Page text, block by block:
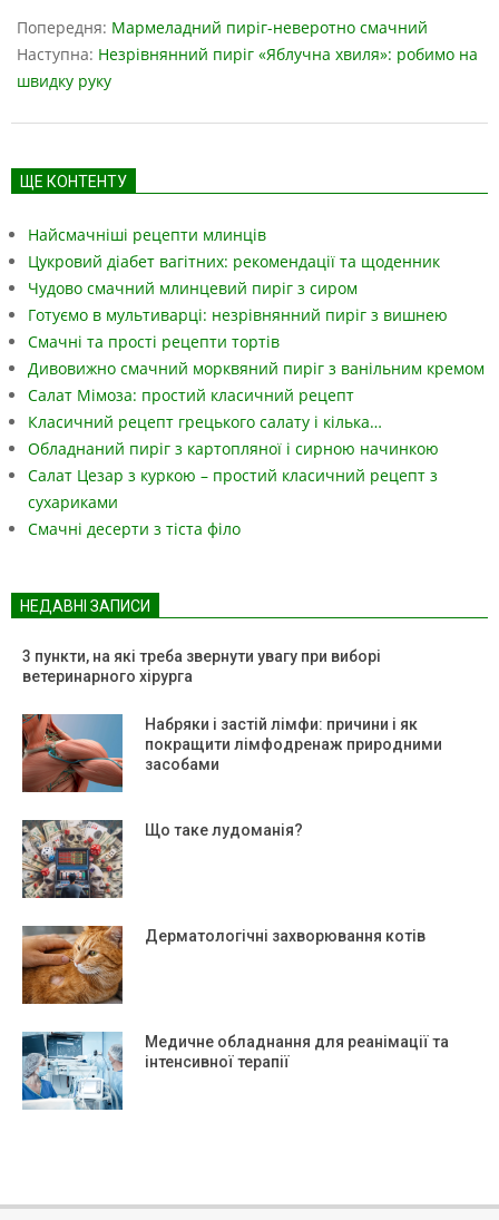
04-
09
Попередня: Мармеладний пиріг-неверотно смачний
Наступна: Незрівнянний пиріг «Яблучна хвиля»: робимо на
швидку руку
ЩЕ КОНТЕНТУ
Найсмачніші рецепти млинців
Цукровий діабет вагітних: рекомендації та щоденник
Чудово смачний млинцевий пиріг з сиром
Готуємо в мультиварці: незрівнянний пиріг з вишнею
Смачні та прості рецепти тортів
Дивовижно смачний морквяний пиріг з ванільним кремом
Салат Мімоза: простий класичний рецепт
Класичний рецепт грецького салату і кілька…
Обладнаний пиріг з картопляної і сирною начинкою
Салат Цезар з куркою – простий класичний рецепт з
сухариками
Смачні десерти з тіста філо
НЕДАВНІ ЗАПИСИ
3 пункти, на які треба звернути увагу при виборі
ветеринарного хірурга
Набряки і застій лімфи: причини і як
покращити лімфодренаж природними
засобами
Що таке лудоманія?
Дерматологічні захворювання котів
Медичне обладнання для реанімації та
інтенсивної терапії